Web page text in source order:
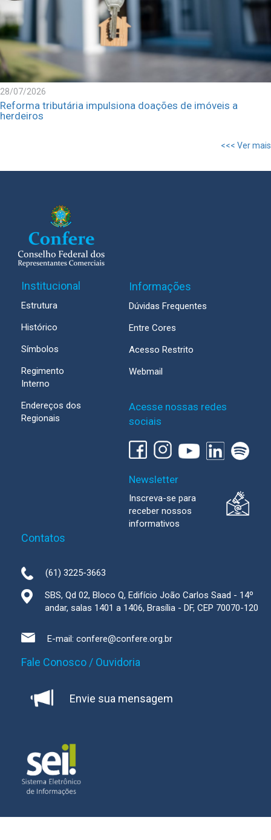
28/07/2026
Reforma tributária impulsiona doações de imóveis a
herdeiros
<<< Ver mais
Institucional
Estrutura
Histórico
Símbolos
Regimento
Interno
Endereços dos
Regionais
Informações
Dúvidas Frequentes
Entre Cores
Acesso Restrito
Webmail
Acesse nossas redes
sociais
Newsletter
Inscreva-se para
receber nossos
informativos
Contatos
(61) 3225-3663
SBS, Qd 02, Bloco Q, Edifício João Carlos Saad - 14º
andar, salas 1401 a 1406, Brasília - DF, CEP 70070-120
E-mail: confere@confere.org.br
Fale Conosco / Ouvidoria
Envie sua mensagem